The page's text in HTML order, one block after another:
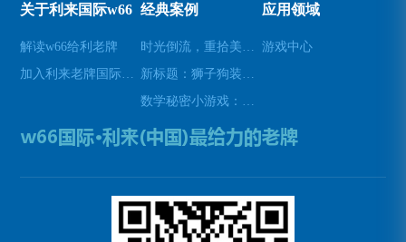
关于利来国际w66
解读w66给利老牌
经典案例 应用领域
游戏中心